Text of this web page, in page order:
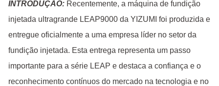
Fabrico Inteligente
INTRODUÇÃO: Recentemente, a máquina de fundição
injetada ultragrande LEAP9000 da YIZUMI foi produzida e
entregue oficialmente a uma empresa líder no setor da
fundição injetada. Esta entrega representa um passo
importante para a série LEAP e destaca a confiança e o
reconhecimento contínuos do mercado na tecnologia e no